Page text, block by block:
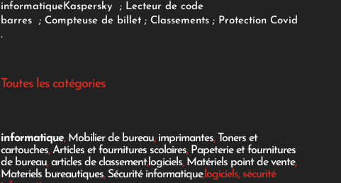
informatiqueKaspersky ; Lecteur de code
barres
; Compteuse de billet; Classements ; Protection Covid
.
Toutes les catégories
informatique, Mobilier de bureau, imprimantes, Toners et
cartouches,Articles et fournitures scolaires, Papeterie et fournitures
de bureau,articles de classement,logiciels, Matériels point de vente,
Materiels bureautiques, Sécurité informatique,logiciels, sécurité